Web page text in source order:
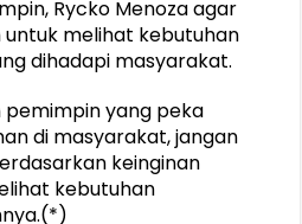
Rycko Menoza agar
melihat kebutuhan
dihadapi masyarakat.
pemimpin yang peka
di masyarakat, jangan
keinginan
kebutuhan